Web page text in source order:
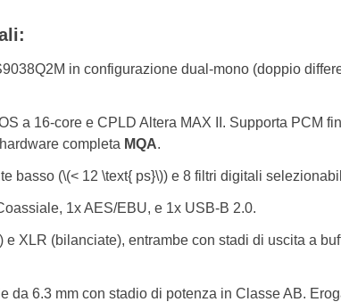
in configurazione dual-mono (doppio
a 16-core e CPLD Altera MAX II. Supporta PCM
completa MQA.
basso (\(< 12 \text{ ps}\)) e 8 filtri digitali
1x AES/EBU, e 1x USB-B 2.0.
e XLR (bilanciate), entrambe con stadi di uscita a
da 6.3 mm con stadio di potenza in Classe AB.